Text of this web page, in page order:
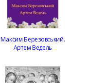
Максим Березовський.
Артем Ведель